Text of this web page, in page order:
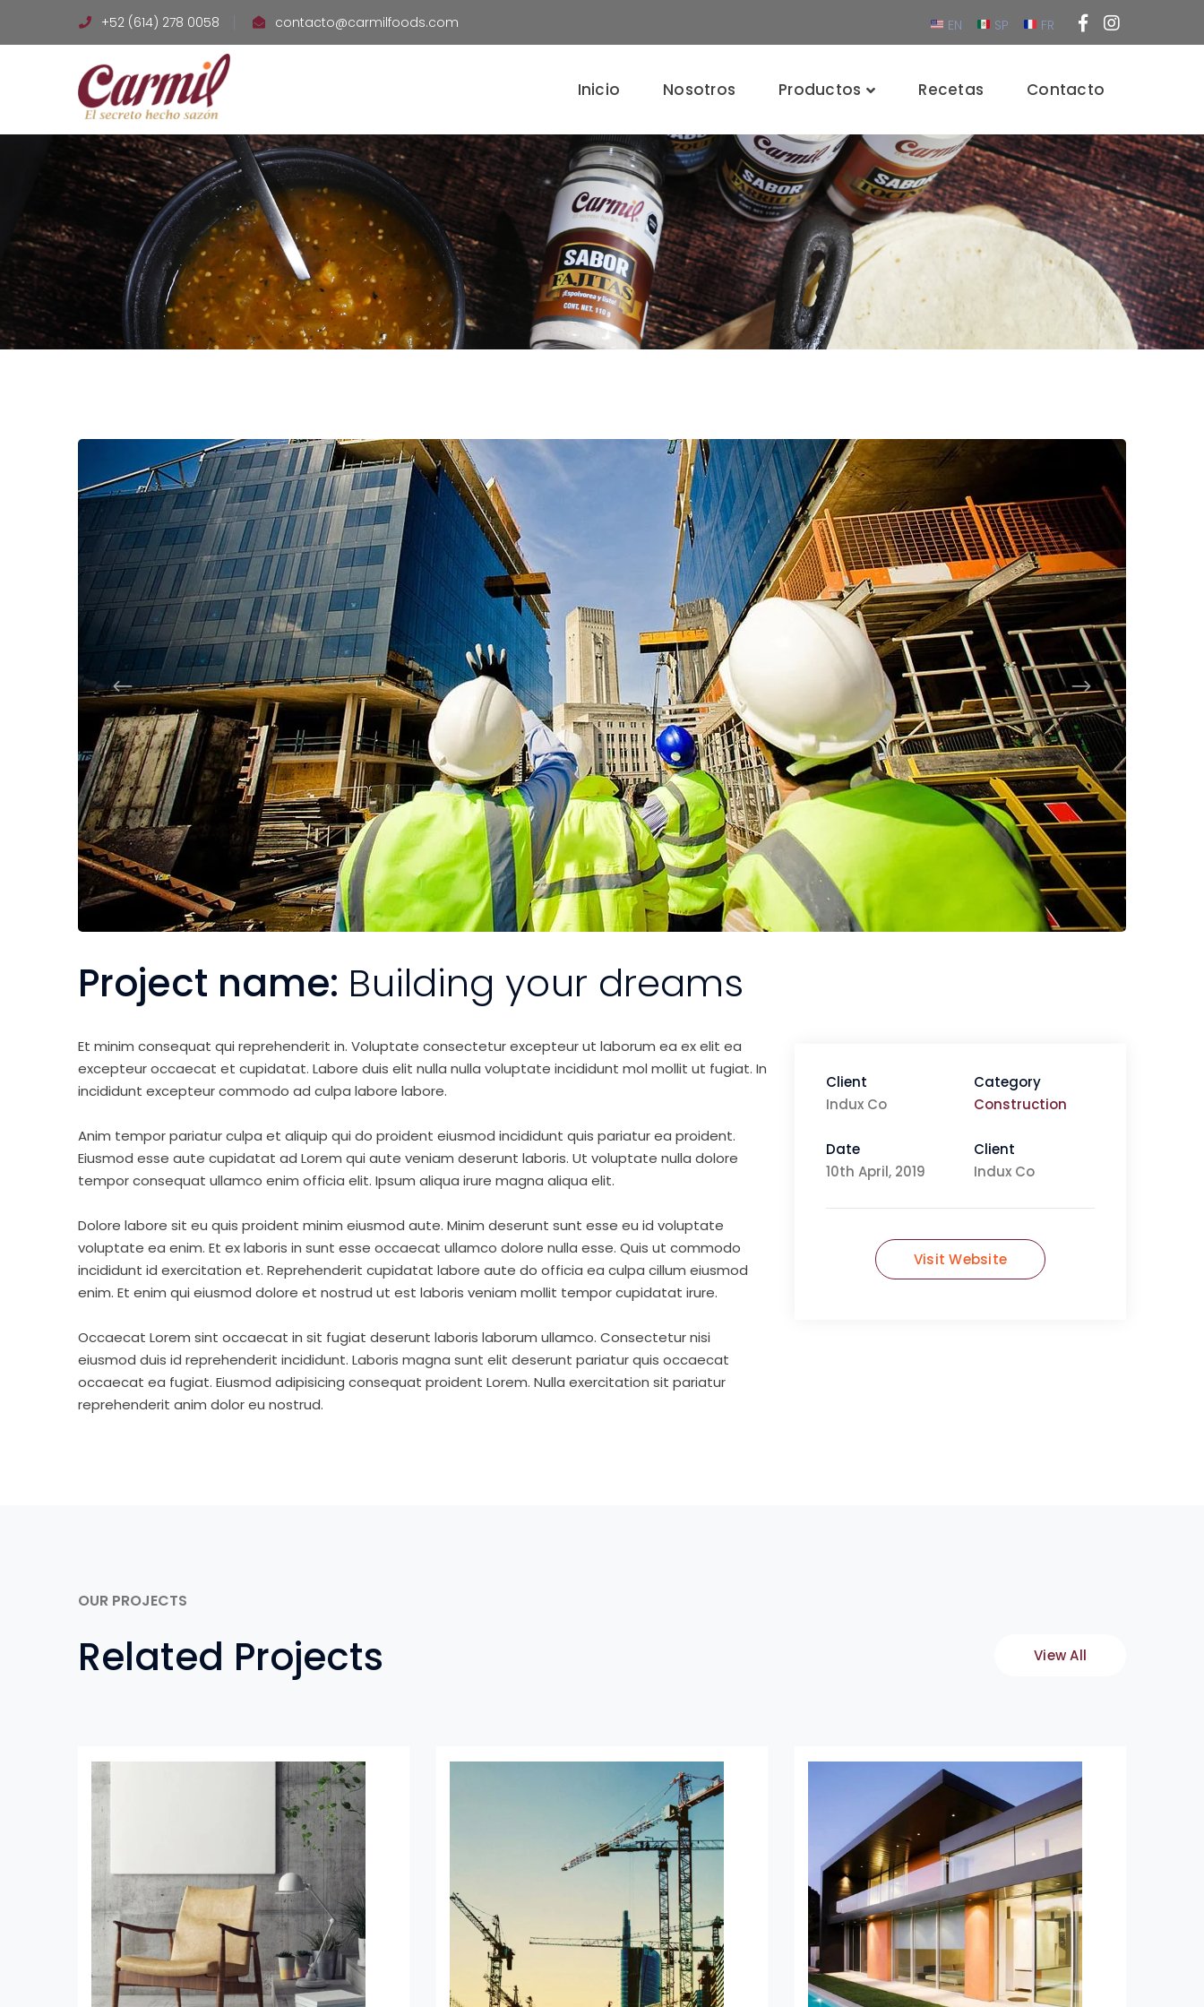
+52 (614) 278 0058 contacto@carmilfoods.com EN SP FR
Facebook
ProfileProfile
Inicio Nosotros Productos Recetas Contacto
Project name: Building your dreams
Et minim consequat qui reprehenderit in. Voluptate consectetur excepteur ut laborum ea ex elit ea
excepteur occaecat et cupidatat. Labore duis elit nulla nulla voluptate incididunt mol mollit ut fugiat. In
incididunt excepteur commodo ad culpa labore labore.
Anim tempor pariatur culpa et aliquip qui do proident eiusmod incididunt quis pariatur ea proident.
Eiusmod esse aute cupidatat ad Lorem qui aute veniam deserunt laboris. Ut voluptate nulla dolore
tempor consequat ullamco enim officia elit. Ipsum aliqua irure magna aliqua elit.
Dolore labore sit eu quis proident minim eiusmod aute. Minim deserunt sunt esse eu id voluptate
voluptate ea enim. Et ex laboris in sunt esse occaecat ullamco dolore nulla esse. Quis ut commodo
incididunt id exercitation et. Reprehenderit cupidatat labore aute do officia ea culpa cillum eiusmod
enim. Et enim qui eiusmod dolore et nostrud ut est laboris veniam mollit tempor cupidatat irure.
Occaecat Lorem sint occaecat in sit fugiat deserunt laboris laborum ullamco. Consectetur nisi
eiusmod duis id reprehenderit incididunt. Laboris magna sunt elit deserunt pariatur quis occaecat
occaecat ea fugiat. Eiusmod adipisicing consequat proident Lorem. Nulla exercitation sit pariatur
reprehenderit anim dolor eu nostrud.
Client
Indux Co
Category
Construction
Date
10th April, 2019
Client
Indux Co
Visit Website
OUR PROJECTS
Related Projects View All